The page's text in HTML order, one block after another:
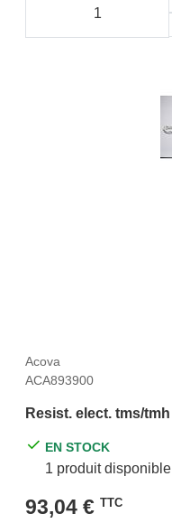
Acova
ACA893900
EN STOCK
1 produit disponible
93,04 € TTC